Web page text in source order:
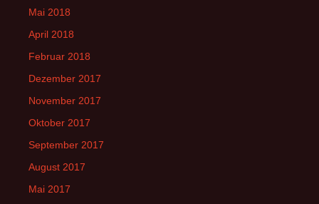
Mai 2018
April 2018
Februar 2018
Dezember 2017
November 2017
Oktober 2017
September 2017
August 2017
Mai 2017